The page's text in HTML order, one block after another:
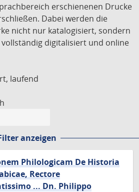
erschienenen Drucke
Dabei werden die
nicht nur katalogisiert, sondern
digitalisiert und online
laufend
anzeigen
Philologicam De Historia
Rectore
... Dn. Philippo